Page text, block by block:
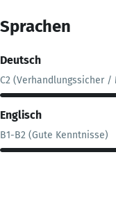
Sprachen
Deutsch
C2 (Verhandlungssicher
Englisch
B1-B2 (Gute Kenntnisse)